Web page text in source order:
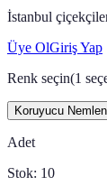
İstanbul
Üye OlGiriş Yap
Renk seçin(1
Koruyucu
Adet
Stok: 10